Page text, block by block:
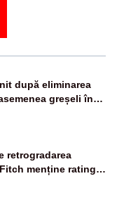
după eliminarea
greșeli în
retrogradarea
menține ratingul
negativă